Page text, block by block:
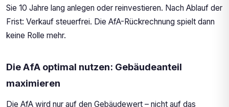
Sie 10 Jahre lang anlegen oder reinvestieren. Nach Ablauf der
Frist: Verkauf steuerfrei. Die AfA-Rückrechnung spielt dann
keine Rolle mehr.
Die AfA optimal nutzen: Gebäudeanteil
maximieren
Die AfA wird nur auf den Gebäudewert – nicht auf das